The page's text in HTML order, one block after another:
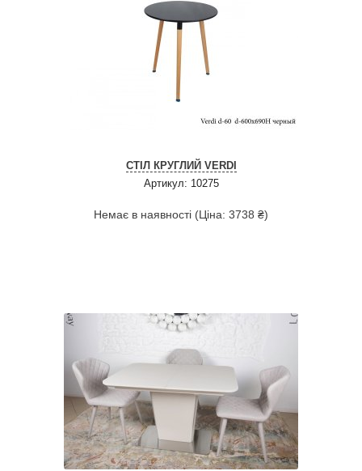
СТІЛ КРУГЛИЙ VERDI
Артикул: 10275
Немає в наявності (Ціна: 3738 ₴)